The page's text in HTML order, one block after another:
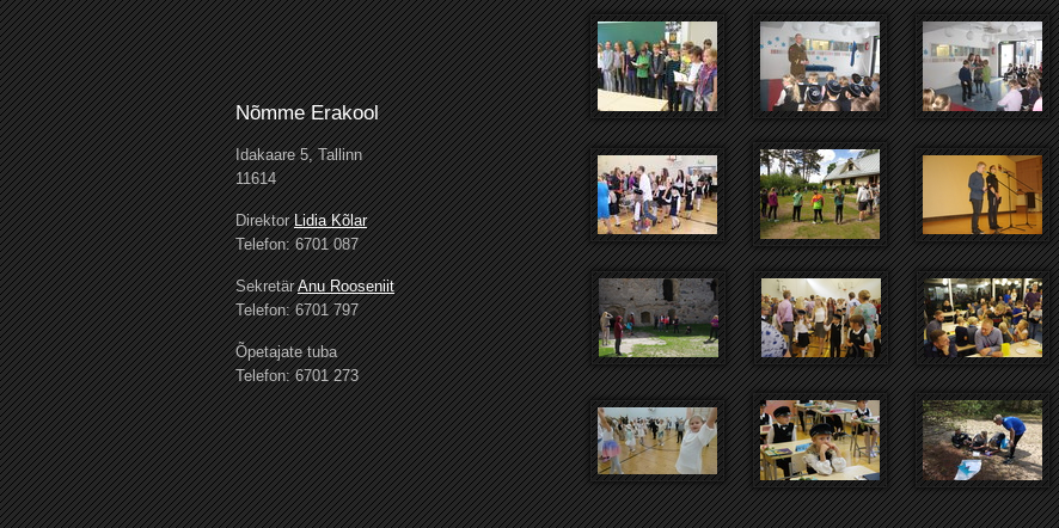
Nõmme Erakool
Idakaare 5, Tallinn
11614
DirektorLidia Kõlar
Telefon: 6701 087
SekretärAnu Rooseniit
Telefon: 6701 797
Õpetajate tuba
Telefon: 6701 273